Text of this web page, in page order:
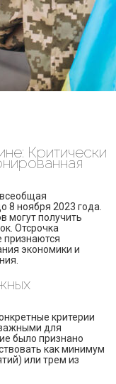
Критически
8 ноября 2023 года.
могут получить
Отсрочка
признаются
экономики и
критерии
для
было признано
как минимум
или трем из